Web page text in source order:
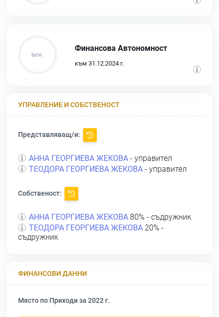
Финансова Автономност
към 31.12.2024 г.
УПРАВЛЕНИЕ И СОБСТВЕНОСТ
Представляващ/и:
АННА ГЕОРГИЕВА ЖЕКОВА - управител
ТЕОДОРА ГЕОРГИЕВА ЖЕКОВА - управител
Собственост:
АННА ГЕОРГИЕВА ЖЕКОВА 80% - съдружник
ТЕОДОРА ГЕОРГИЕВА ЖЕКОВА 20% -
съдружник
ФИНАНСОВИ ДАННИ
Място по Приходи за 2022 г.